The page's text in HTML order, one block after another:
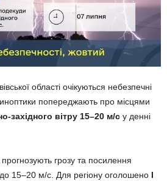
області очікуються небезпечні
попереджають про місцями
західного вітру 15–20 м/с у денні
грозу та посилення
до 15–20 м/с. Для регіону оголошено І